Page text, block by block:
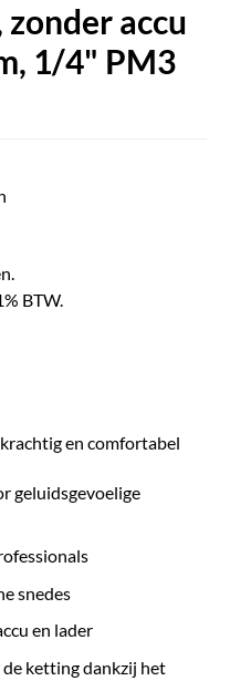
zonder accu
1/4" PM3
BTW.
en comfortabel
geluidsgevoelige
snedes
en lader
ketting dankzij het